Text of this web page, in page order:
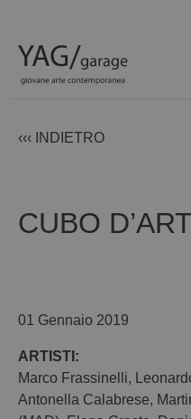
‹‹‹ INDIETRO
CUBO
01 Gennaio 2019
ARTISTI:
Marco Frassinelli,
Antonella Calabrese,